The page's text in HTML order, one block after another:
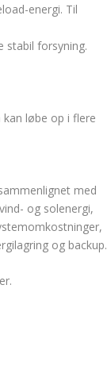
energi. Til
stabil forsyning.
løbe op i flere
med
og solenergi,
og backup.